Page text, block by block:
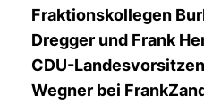
Fraktionskollegen
Dregger und Frank
CDU-
Wegner bei